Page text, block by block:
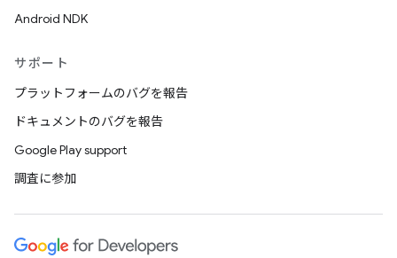
Android NDK
サポート
プラットフォームのバグを報告
ドキュメントのバグを報告
Google Play support
調査に参加